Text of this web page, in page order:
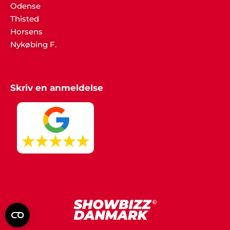
Martin, Hobro
"Vi leder allerede efter påskud for en ny fest. Tusind
tak for alle de gode råd og ideer til festen.
Underholdningen vi bookede hos jer sad lige i
Karoline K. Mortensen
"Hej Showbizz Danmark. Vil lige give en
tilbagemelding på vores fest - det blev et kanon
arrangement, som både vi og vores gæster var
meget tilfredse med. Vi vender helt sikkert tilbage
Odense
Thisted
Horsens
Nykøbing F.
Skriv en anmeldelse